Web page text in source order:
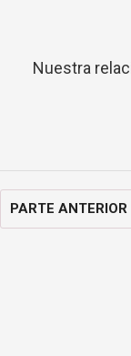
Nuestra
PARTE ANTERIOR